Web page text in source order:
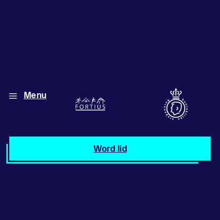
Menu
Word lid
Diverse disciplines
onder één dak